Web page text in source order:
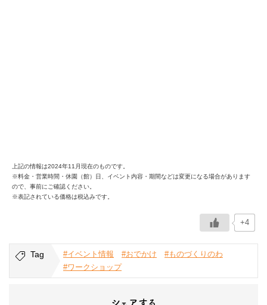
上記の情報は2024年11月現在のものです。
※料金・営業時間・休園（館）日、イベント内容・期間などは変更になる場合があります
ので、事前にご確認ください。
※表記されている価格は税込みです。
+4
Tag #イベント情報 #おでかけ
#ものづくりのわ
#ワークショップ
シェアする